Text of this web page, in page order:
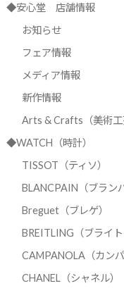
◆安心堂 店舗情報
お知らせ
フェア情報
メディア情報
新作情報
Arts & Crafts（美術工
◆WATCH（時計）
TISSOT（ティソ）
BLANCPAIN（ブラン
Breguet（ブレゲ）
BREITLING（ブライト
CAMPANOLA（カンパ
CHANEL（シャネル）